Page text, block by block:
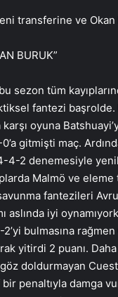
BURUK”
bu sezon tüm
fantezi
karşı oyuna
gitmişti maç.
4-2 denemesiyle
Malmö ve
fantezileri
aslında iyi
bulmasına rağmen
yitirdi 2 puanı.
doldurmayan
penaltıyla damga